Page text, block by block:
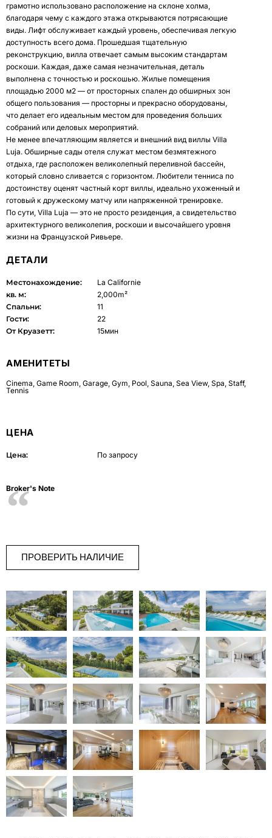
грамотно использовано расположение на склоне холма,
благодаря чему с каждого этажа открываются потрясающие
виды. Лифт обслуживает каждый уровень, обеспечивая легкую
доступность всего дома. Прошедшая тщательную
реконструкцию, вилла отвечает самым высоким стандартам
роскоши. Каждая, даже самая незначительная, деталь
выполнена с точностью и роскошью. Жилые помещения
площадью 2000 м2 — от просторных спален до обширных зон
общего пользования — просторны и прекрасно оборудованы,
что делает его идеальным местом для проведения больших
собраний или деловых мероприятий.
Не менее впечатляющим является и внешний вид виллы Villa
Luja. Обширные сады отеля служат местом безмятежного
отдыха, где расположен великолепный переливной бассейн,
который словно сливается с горизонтом. Любители тенниса по
достоинству оценят частный корт виллы, идеально ухоженный и
готовый к дружескому матчу или напряженной тренировке.
По сути, Villa Luja — это не просто резиденция, а свидетельство
архитектурного великолепия, роскоши и высочайшего уровня
жизни на Французской Ривьере.
ДЕТАЛИ
Местонахождение:
La Californie
кв. м:
2,000m²
Спальни:
11
Гости:
22
От Круазетт:
15мин
АМЕНИТЕТЫ
Cinema Game Room Garage Gym Pool Sauna Sea View, Spa Staff,
Tennis
ЦЕНА
Цена: По запросу
Broker's Note
ПРОВЕРИТЬ НАЛИЧИЕ